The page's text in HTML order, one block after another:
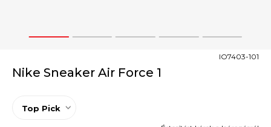
1 2 3 4 5
Nike Sneaker Air Force 1
IO7403-101
Top Pick